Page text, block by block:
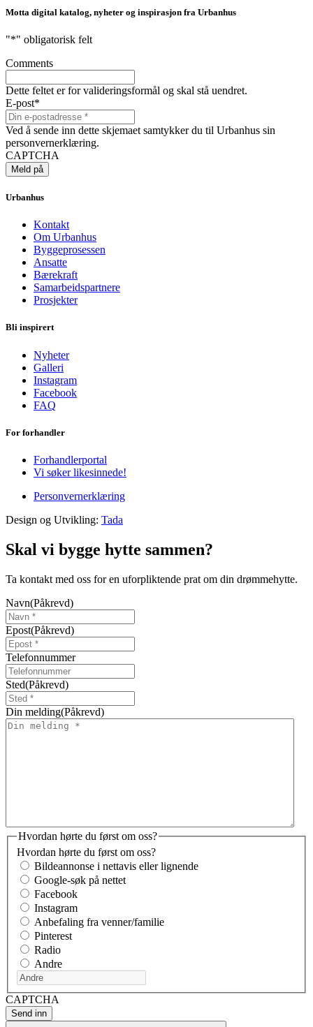
Motta digital katalog, nyheter og inspirasjon fra Urbanhus
"*" obligatorisk felt
Comments
Dette feltet er for valideringsformål og skal stå uendret.
E-post*
Ved å sende inn dette skjemaet samtykker du til Urbanhus sin
personvernerklæring.
CAPTCHA
Urbanhus
Kontakt
Om Urbanhus
Byggeprosessen
Ansatte
Bærekraft
Samarbeidspartnere
Prosjekter
Bli inspirert
Nyheter
Galleri
Instagram
Facebook
FAQ
For forhandler
Forhandlerportal
Vi søker likesinnede!
Personvernerklæring
Design og Utvikling: Tada
Skal vi bygge hytte sammen?
Ta kontakt med oss for en uforpliktende prat om din drømmehytte.
Navn(Påkrevd)
Epost(Påkrevd)
Telefonnummer
Sted(Påkrevd)
Din melding(Påkrevd)
Hvordan hørte du først om oss?
Hvordan hørte du først om oss?
Bildeannonse i nettavis eller lignende
Google-søk på nettet
Facebook
Instagram
Anbefaling fra venner/familie
Pinterest
Radio
Andre
CAPTCHA